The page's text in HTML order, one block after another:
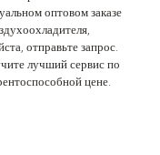
оптовом заказе
отправьте запрос.
лучший сервис по
цене.